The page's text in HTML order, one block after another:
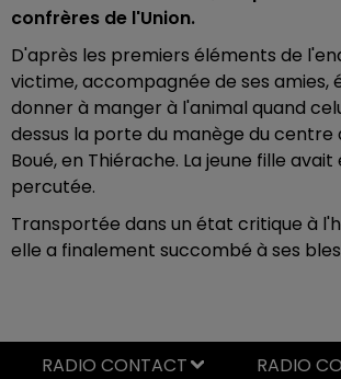
confrères de l'Union.
D'après les premiers éléments de
victime, accompagnée de ses amies,
donner à manger à l'animal quand
dessus la porte du manège du centre
Boué, en Thiérache. La jeune fille
percutée.
Transportée dans un état critique à
elle a finalement succombé à ses
RADIO